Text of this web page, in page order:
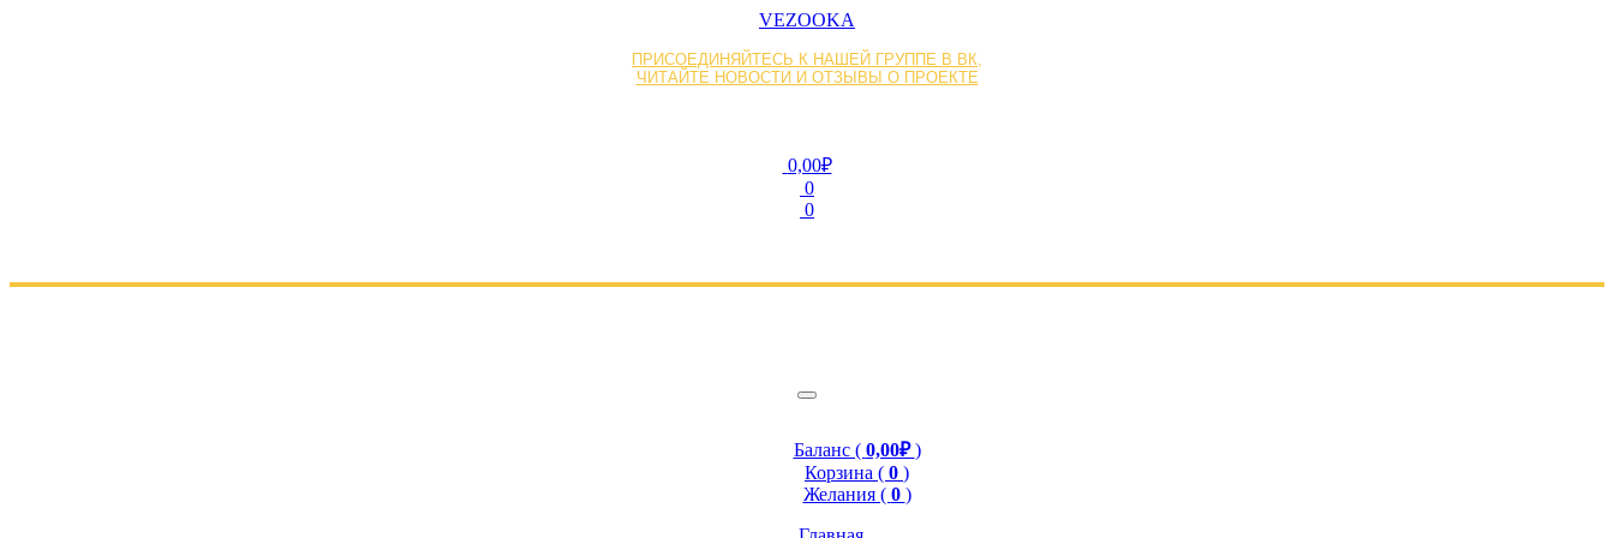
VEZOOKA
ПРИСОЕДИНЯЙТЕСЬ К НАШЕЙ ГРУППЕ В ВК,
ЧИТАЙТЕ НОВОСТИ И ОТЗЫВЫ О ПРОЕКТЕ
0,00₽
0
0
Баланс ( 0,00₽)
Корзина ( 0 )
Желания ( 0 )